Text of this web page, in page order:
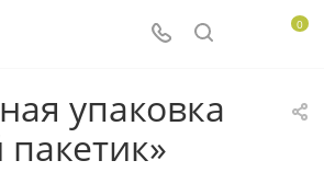
0
упаковка